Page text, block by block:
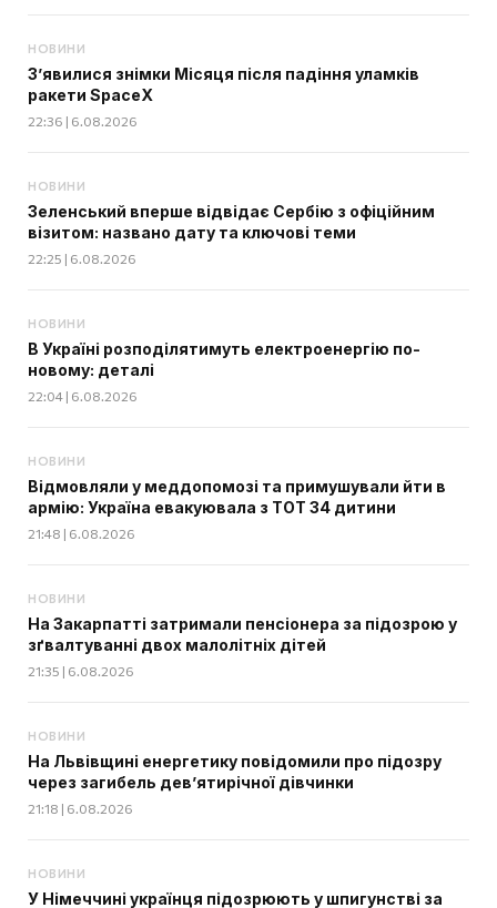
НОВИНИ
З’явилися знімки Місяця після падіння уламків
ракети SpaceX
22:36 | 6.08.2026
НОВИНИ
Зеленський вперше відвідає Сербію з офіційним
візитом: названо дату та ключові теми
22:25 | 6.08.2026
НОВИНИ
В Україні розподілятимуть електроенергію по-
новому: деталі
22:04 | 6.08.2026
НОВИНИ
Відмовляли у меддопомозі та примушували йти в
армію: Україна евакуювала з ТОТ 34 дитини
21:48 | 6.08.2026
НОВИНИ
На Закарпатті затримали пенсіонера за підозрою у
зґвалтуванні двох малолітніх дітей
21:35 | 6.08.2026
НОВИНИ
На Львівщині енергетику повідомили про підозру
через загибель дев’ятирічної дівчинки
21:18 | 6.08.2026
НОВИНИ
У Німеччині українця підозрюють у шпигунстві за